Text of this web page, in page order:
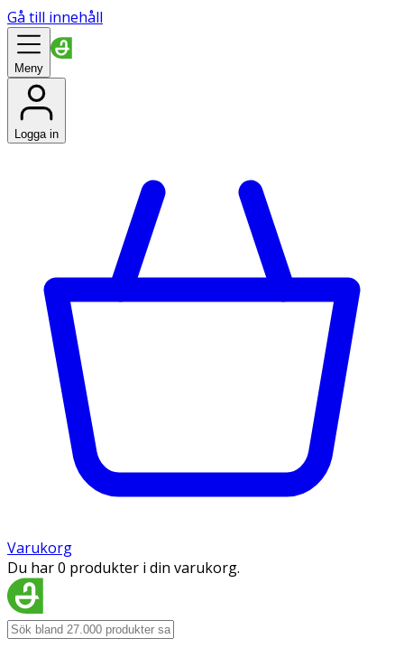
Gå till innehåll
Meny
Logga in
Varukorg
Du har 0 produkter i din varukorg.